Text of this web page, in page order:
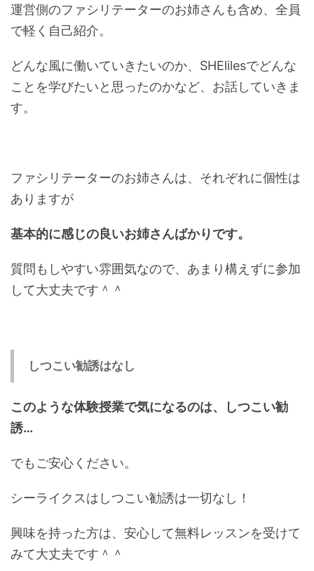
運営側のファシリテーターのお姉さんも含め、全員
で軽く自己紹介。
どんな風に働いていきたいのか、SHElilesでどんな
ことを学びたいと思ったのかなど、お話していきま
す。
ファシリテーターのお姉さんは、それぞれに個性は
ありますが
基本的に感じの良いお姉さんばかりです。
質問もしやすい雰囲気なので、あまり構えずに参加
して大丈夫です＾＾
しつこい勧誘はなし
このような体験授業で気になるのは、しつこい勧
誘…
でもご安心ください。
シーライクスはしつこい勧誘は一切なし！
興味を持った方は、安心して無料レッスンを受けて
みて大丈夫です＾＾